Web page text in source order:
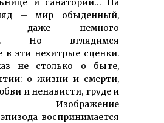
– мир обыденный,
даже немного
Но вглядимся
в эти нехитрые сценки.
не столько о быте,
о жизни и смерти,
и нена­висти, труде и
Изобра­жение
воспринимается